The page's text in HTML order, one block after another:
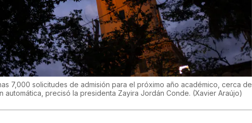
7,000 solicitudes de admisión para el próximo año académico, cerca de
precisó la presidenta Zayira Jordán Conde. (Xavier Araújo)